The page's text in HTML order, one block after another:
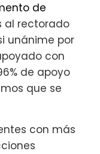
de
al rectorado
unánime por
con
de apoyo
que se
con más